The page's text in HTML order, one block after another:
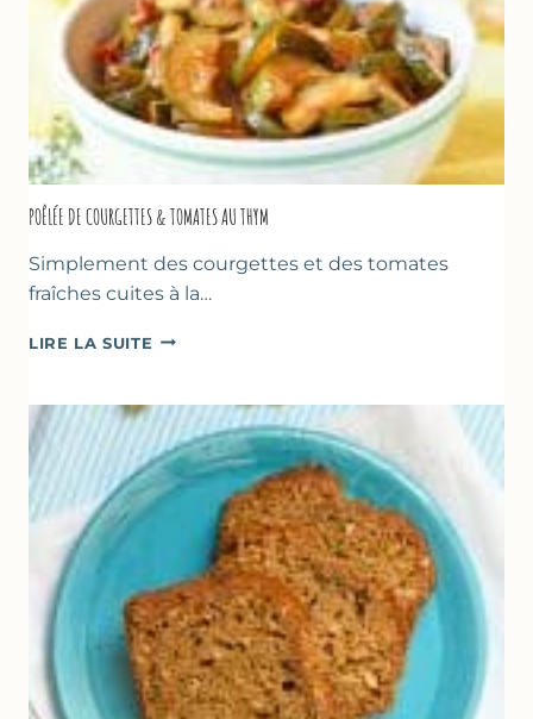
POÊLÉE DE COURGETTES & TOMATES AU THYM
Simplement des courgettes et des tomates
fraîches cuites à la…
LIRE LA SUITE POÊLÉE
&
TOMATES
AU
THYM